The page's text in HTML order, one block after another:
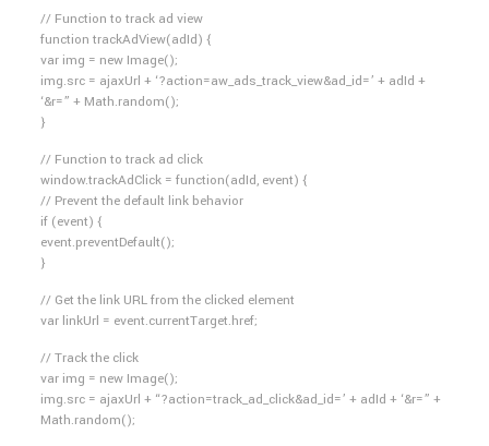
// Function to track ad view
function trackAdView(adId) {
var img = new Image();
img.src = ajaxUrl + ‘?action=aw_ads_track_view&ad_id=’ + adId +
‘&r=” + Math.random();
}
// Function to track ad click
window.trackAdClick = function(adId, event) {
// Prevent the default link behavior
if (event) {
event.preventDefault();
}
// Get the link URL from the clicked element
var linkUrl = event.currentTarget.href;
// Track the click
var img = new Image();
img.src = ajaxUrl + “?action=track_ad_click&ad_id=’ + adId + ‘&r=” +
Math.random();